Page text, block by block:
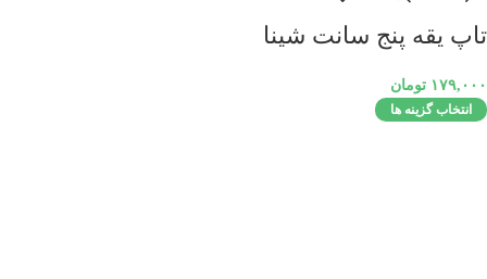
تاپ یقه پنج سانت شینا
۱۷۹,۰۰۰ تومان
انتخاب گزینه ها